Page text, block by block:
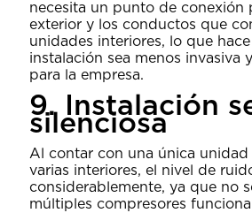
necesita un punto de conexión
exterior y los conductos que
unidades interiores, lo que
instalación sea menos invasiva
para la empresa.
9. Instalación
silenciosa
Al contar con una única unidad
varias interiores, el nivel de
considerablemente, ya que no
múltiples compresores